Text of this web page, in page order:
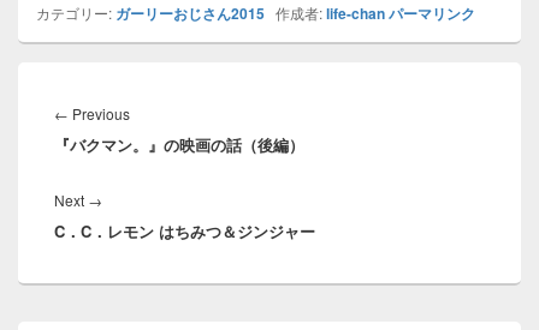
カテゴリー: ガーリーおじさん2015 作成者:life-chanパーマリンク
稿
ナ
ゲ
シ
← PreviousPrevious
post:
『バクマン。』の映画の話（後編）
Next →
post:
C．C．レモン はちみつ＆ジンジャー